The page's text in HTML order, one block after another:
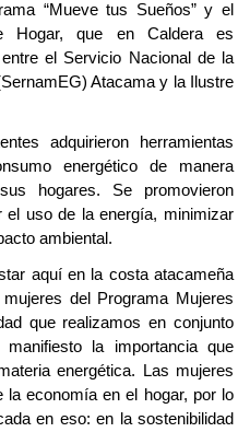
“Mueve tus Sueños” y el
Hogar, que en Caldera es
el Servicio Nacional de la
Atacama y la Ilustre
adquirieron herramientas
energético de manera
hogares. Se promovieron
el uso de la energía, minimizar
ambiental.
aquí en la costa atacameña
del Programa Mujeres
que realizamos en conjunto
la importancia que
energética. Las mujeres
economía en el hogar, por lo
en eso: en la sostenibilidad